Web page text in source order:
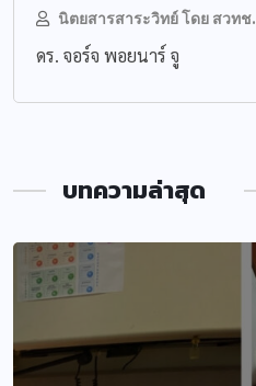
นิตยสารสาระวิทย์ โดย สวทช.
ดร. จอร์จ พอยนาร์ จู
บทความล่าสุด